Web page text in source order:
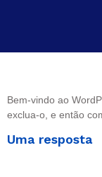
Bem-vindo ao
exclua-o, e então
Uma resposta